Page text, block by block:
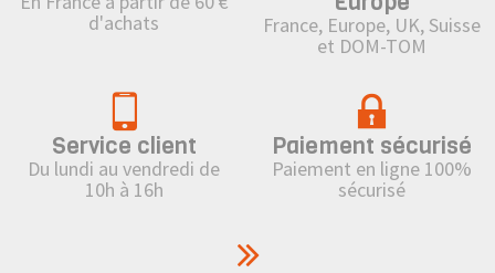
d'achats
France, Europe, UK, Suisse
et DOM-TOM
Service client
Du lundi au vendredi de
10h à 16h
Paiement sécurisé
Paiement en ligne 100%
sécurisé